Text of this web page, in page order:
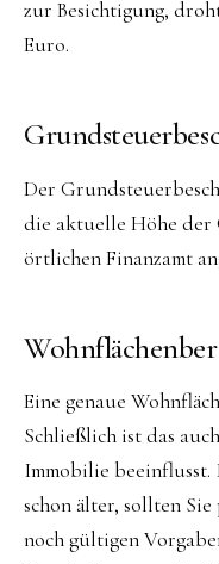
zur Besichtigung,
Euro.
Der
die aktuelle Höhe der
örtlichen Finanzamt
Eine genaue
Schließlich ist das
Immobilie beeinflusst.
schon älter, sollten
noch gültigen